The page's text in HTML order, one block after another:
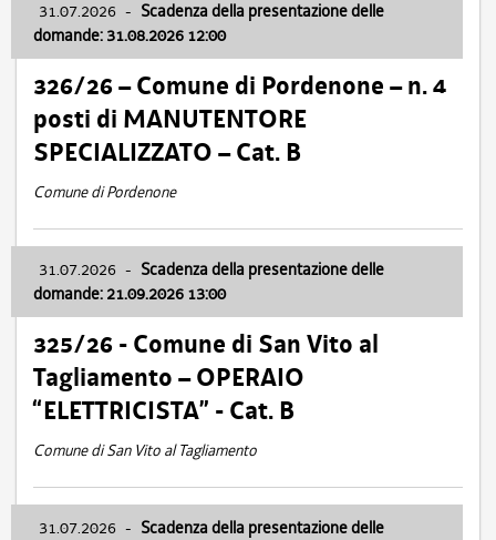
31.07.2026 - Scadenza della presentazione delle
domande: 31.08.2026 12:00
326/26 – Comune di Pordenone – n. 4
posti di MANUTENTORE
SPECIALIZZATO – Cat. B
Comune di Pordenone
31.07.2026 - Scadenza della presentazione delle
domande: 21.09.2026 13:00
325/26 - Comune di San Vito al
Tagliamento – OPERAIO
“ELETTRICISTA” - Cat. B
Comune di San Vito al Tagliamento
31.07.2026 - Scadenza della presentazione delle